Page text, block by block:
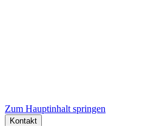
Zum Hauptinhalt springen
Kontakt